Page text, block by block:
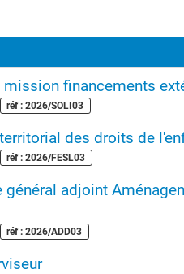
mission financements
réf : 2026/SOLI03
des droits de
réf : 2026/FESL03
adjoint
réf : 2026/ADD03